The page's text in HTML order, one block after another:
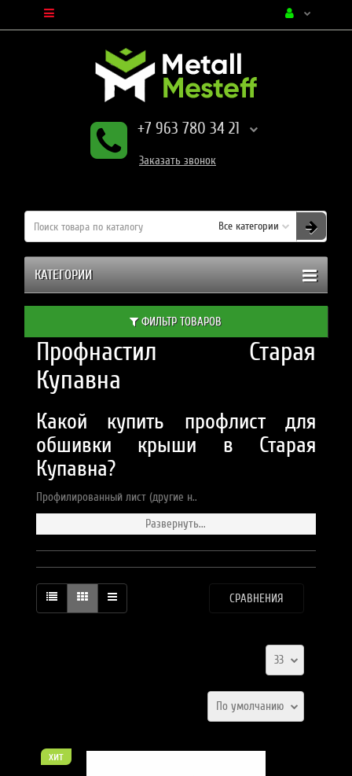
+7 963 780 34 21
Заказать звонок
Все категории
КАТЕГОРИИ
ФИЛЬТР ТОВАРОВ
Профнастил Старая
Купавна
Какой купить профлист для
обшивки крыши в Старая
Купавна?
Профилированный лист (другие н..
Развернуть...
СРАВНЕНИЯ
33
По умолчанию
хит